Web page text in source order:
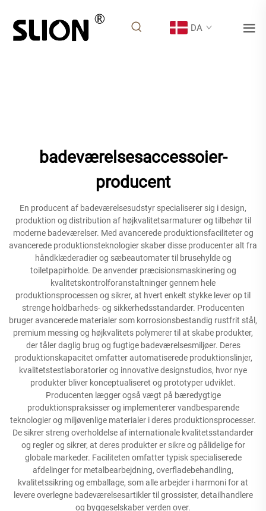
DA
badeværelsesaccessoier-
producent
En producent af badeværelsesudstyr specialiserer sig i design,
produktion og distribution af højkvalitetsarmaturer og tilbehør til
moderne badeværelser. Med avancerede produktionsfaciliteter og
avancerede produktionsteknologier skaber disse producenter alt fra
håndklæderadier og sæbeautomater til brusehylde og
toiletpapirholde. De anvender præcisionsmaskinering og
kvalitetskontrolforanstaltninger gennem hele
produktionsprocessen og sikrer, at hvert enkelt stykke lever op til
strenge holdbarheds- og sikkerhedsstandarder. Producenten
bruger avancerede materialer som korrosionsbestandig rustfrit stål,
premium messing og højkvalitets polymerer til at skabe produkter,
der tåler daglig brug og fugtige badeværelsesmiljøer. Deres
produktionskapacitet omfatter automatiserede produktionslinjer,
kvalitetstestlaboratorier og innovative designstudios, hvor nye
produkter bliver konceptualiseret og prototyper udviklet.
Producenten lægger også vægt på bæredygtige
produktionspraksisser og implementerer vandbesparende
teknologier og miljøvenlige materialer i deres produktionsprocesser.
De sikrer streng overholdelse af internationale kvalitetsstandarder
og regler og sikrer, at deres produkter er sikre og pålidelige for
globale markeder. Faciliteten omfatter typisk specialiserede
afdelinger for metalbearbejdning, overfladebehandling,
kvalitetssikring og emballage, som alle arbejder i harmoni for at
levere overlegne badeværelsesartikler til grossister, detailhandlere
og byggeselskaber verden over.